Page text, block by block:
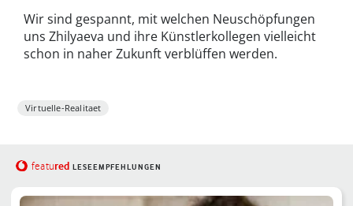
Wir sind gespannt, mit welchen Neuschöpfungen
uns Zhilyaeva und ihre Künstlerkollegen vielleicht
schon in naher Zukunft verblüffen werden.
Virtuelle-Realitaet
featured LESEEMPFEHLUNGEN